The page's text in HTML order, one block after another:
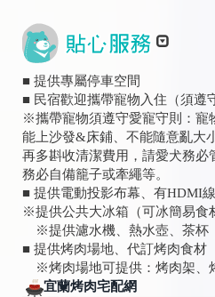
■ 提供專屬停車空間
■ 民宿歡迎攜帶寵物入住（須遵
※攜帶寵物須遵守愛寵守則：寵
能上沙發&床鋪、不能隨意亂大
再多斟收清潔費用，請愛犬務必
務必自備籠子或牽繩等。
■ 提供電動投影布幕、有HDMI
※提供公共大冰箱（可冰簡易食
※提供濾水機、熱水壺、茶杯
■ 提供烤肉場地、代訂烤肉食材
※烤肉場地可提供：烤肉架、
宜蘭烤肉宅配網